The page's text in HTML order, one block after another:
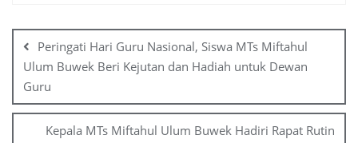
navigation
Peringati Hari Guru Nasional, Siswa MTs Miftahul
Ulum Buwek Beri Kejutan dan Hadiah untuk Dewan
Guru
Kepala MTs Miftahul Ulum Buwek Hadiri Rapat Rutin